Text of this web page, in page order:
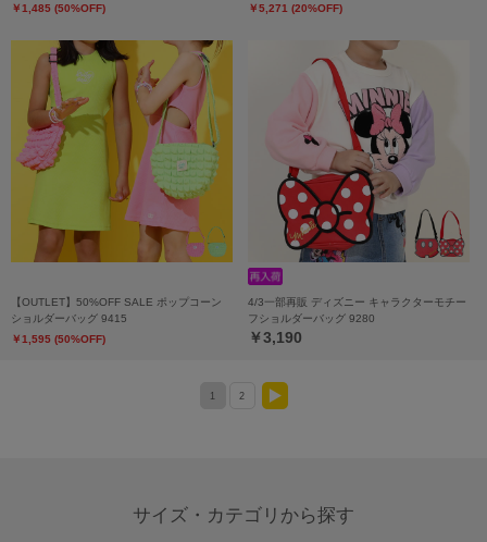
￥1,485 (50%OFF)
￥5,271 (20%OFF)
【OUTLET】50%OFF SALE ポップコーン
ショルダーバッグ 9415
￥1,595 (50%OFF)
4/3一部再販 ディズニー キャラクターモチー
フショルダーバッグ 9280
￥3,190
1 2
サイズ・カテゴリから探す